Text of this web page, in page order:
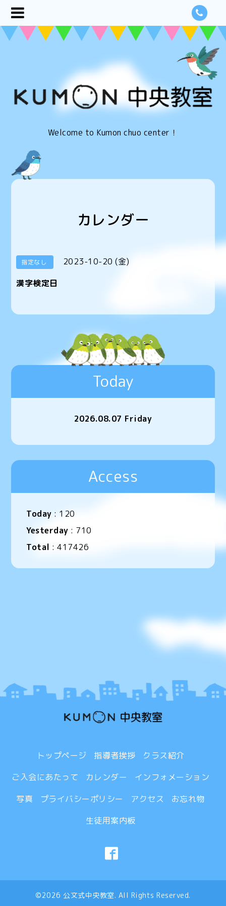
Welcome to Kumon chuo center！
カレンダー
指定なし
2023-10-20 (金)
漢字検定日
Today
2026.08.07 Friday
Access
Today : 120
Yesterday : 710
Total :417426
トップページ 指導者挨拶
クラス紹介
ご入会にあたって
カレンダー
インフォメーション
写真
プライバシーポリシー アクセス
お忘れ物
生徒用案内板
©2026 公文式中央教室. All Rights Reserved.